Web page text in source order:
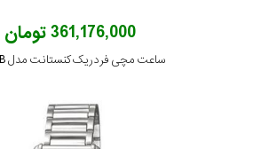
361,176,000 تومان